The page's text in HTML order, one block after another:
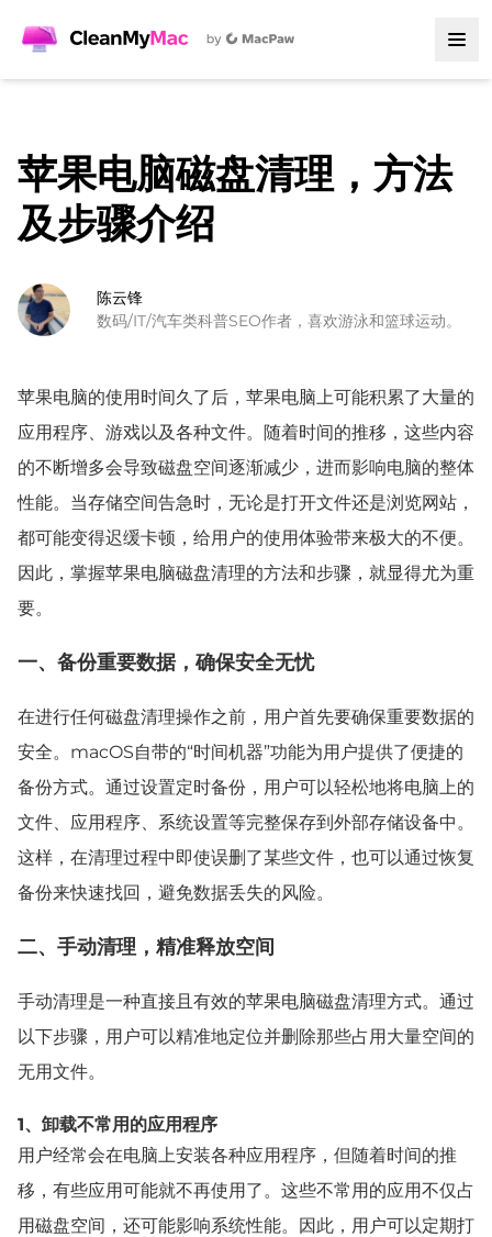
苹果电脑磁盘清理，方法
及步骤介绍
陈云锋
数码/IT/汽车类科普SEO作者，喜欢游泳和篮球运动。
苹果电脑的使用时间久了后，苹果电脑上可能积累了大量的
应用程序、游戏以及各种文件。随着时间的推移，这些内容
的不断增多会导致磁盘空间逐渐减少，进而影响电脑的整体
性能。当存储空间告急时，无论是打开文件还是浏览网站，
都可能变得迟缓卡顿，给用户的使用体验带来极大的不便。
因此，掌握苹果电脑磁盘清理的方法和步骤，就显得尤为重
要。
一、备份重要数据，确保安全无忧
在进行任何磁盘清理操作之前，用户首先要确保重要数据的
安全。macOS自带的“时间机器”功能为用户提供了便捷的
备份方式。通过设置定时备份，用户可以轻松地将电脑上的
文件、应用程序、系统设置等完整保存到外部存储设备中。
这样，在清理过程中即使误删了某些文件，也可以通过恢复
备份来快速找回，避免数据丢失的风险。
二、手动清理，精准释放空间
手动清理是一种直接且有效的苹果电脑磁盘清理方式。通过
以下步骤，用户可以精准地定位并删除那些占用大量空间的
无用文件。
1、卸载不常用的应用程序
用户经常会在电脑上安装各种应用程序，但随着时间的推
移，有些应用可能就不再使用了。这些不常用的应用不仅占
用磁盘空间，还可能影响系统性能。因此，用户可以定期打